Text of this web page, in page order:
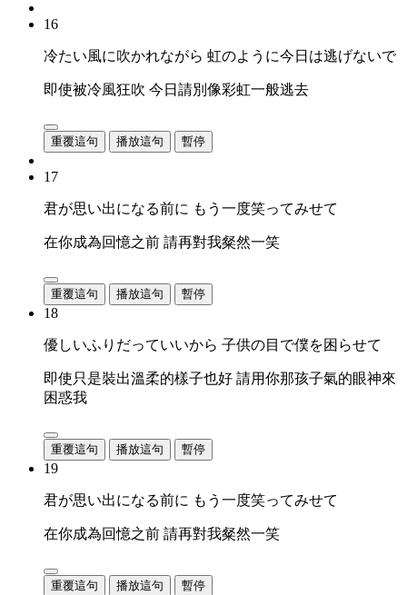
16
冷たい風に吹かれながら 虹のように今日は逃げないで
即使被冷風狂吹 今日請別像彩虹一般逃去
重覆這句 播放這句 暫停
17
君が思い出になる前に もう一度笑ってみせて
在你成為回憶之前 請再對我粲然一笑
重覆這句 播放這句 暫停
18
優しいふりだっていいから 子供の目で僕を困らせて
即使只是裝出溫柔的樣子也好 請用你那孩子氣的眼神來
困惑我
重覆這句 播放這句 暫停
19
君が思い出になる前に もう一度笑ってみせて
在你成為回憶之前 請再對我粲然一笑
重覆這句 播放這句 暫停